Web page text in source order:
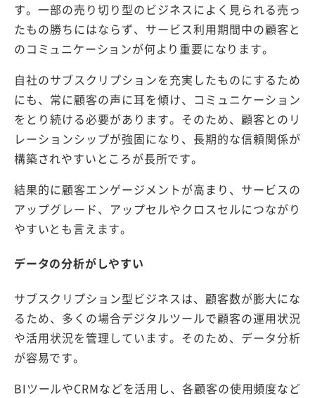
す。一部の売り切り型のビジネスによく見られる売っ
たもの勝ちにはならず、サービス利用期間中の顧客と
のコミュニケーションが何より重要になります。
自社のサブスクリプションを充実したものにするため
にも、常に顧客の声に耳を傾け、コミュニケーション
をとり続ける必要があります。そのため、顧客とのリ
レーションシップが強固になり、長期的な信頼関係が
構築されやすいところが長所です。
結果的に顧客エンゲージメントが高まり、サービスの
アップグレード、アップセルやクロスセルにつながり
やすいとも言えます。
データの分析がしやすい
サブスクリプション型ビジネスは、顧客数が膨大にな
るため、多くの場合デジタルツールで顧客の運用状況
や活用状況を管理しています。そのため、データ分析
が容易です。
BIツールやCRMなどを活用し、各顧客の使用頻度など